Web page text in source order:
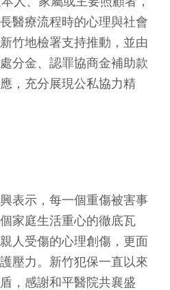
醫療流程時的心理與社會
竹地檢署支持推動，並由
分金、認罪協商金補助款
，充分展現公私協力精
表示，每一個重傷被害事
家庭生活重心的徹底瓦
人受傷的心理創傷，更面
壓力。新竹犯保一直以來
，感謝和平醫院共襄盛